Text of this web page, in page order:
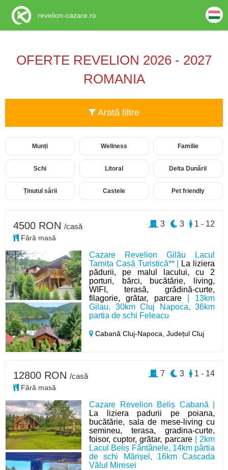
OFERTE REVELION 2026 - 2027
ROMANIA
Arată filtre
Munți Wellness Familie
Schi Litoral Delta Dunării
Ținutul sării Castele Pet friendly
Cazare Revelion Gilău Lacul
Tarnița Casă Turistică** |
La liziera
pădurii, pe malul lacului, cu 2
porturi, bărci, bucătărie, living,
WIFI, terasă, grădină-curte,
filagorie, grătar, parcare| 13km
Gilau, 30km Cluj Napoca, 36km
partia de schi Feleacu
Cabană Cluj-Napoca,Județul Cluj
4500 RON /casă
Fără masă
1 - 12
3
3
Cazare Revelion Beliș Cabană |
La liziera padurii pe poiana,
bucătărie, sala de mese-living cu
semineu, terasa, gradina-curte,
foisor, cuptor, grătar, parcare| 2km
Lacul Beliș Fântânele, 14km pârtia
de schi Mărișel, 16km Cascada
Vălul Miresei
12800 RON /casă
Fără masă
1 - 14
3
7
revelion-cazare.ro